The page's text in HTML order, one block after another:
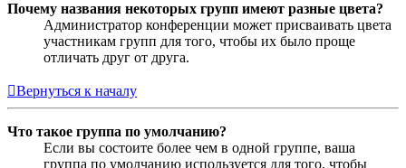
Почему названия некоторых групп имеют разные цвета?
Администратор конференции может присваивать цвета
участникам групп для того, чтобы их было проще
отличать друг от друга.
Вернуться к началу
Что такое группа по умолчанию?
Если вы состоите более чем в одной группе, ваша
группа по умолчанию используется для того, чтобы